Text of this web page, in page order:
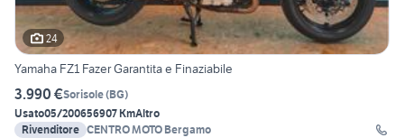
24
Yamaha FZ1 Fazer Garantita e Finaziabile
3.990 €Sorisole(BG)
Usato05/200656907 KmAltro
Rivenditore CENTRO MOTO Bergamo